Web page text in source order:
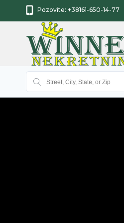
Pozovite: +38161-650-14-77